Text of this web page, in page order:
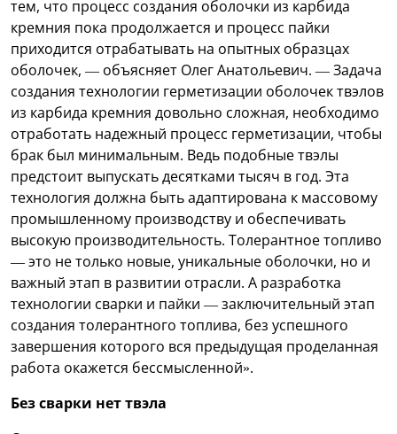
тем, что процесс создания оболочки из карбида
кремния пока продолжается и процесс пайки
приходится отрабатывать на опытных образцах
оболочек, — объясняет Олег Анатольевич. — Задача
создания технологии герметизации оболочек твэлов
из карбида кремния довольно сложная, необходимо
отработать надежный процесс герметизации, чтобы
брак был минимальным. Ведь подобные твэлы
предстоит выпускать десятками тысяч в год. Эта
технология должна быть адаптирована к массовому
промышленному производству и обеспечивать
высокую производительность. Толерантное топливо
— это не только новые, уникальные оболочки, но и
важный этап в развитии отрасли. А разработка
технологии сварки и пайки — заключительный этап
создания толерантного топлива, без успешного
завершения которого вся предыдущая проделанная
работа окажется бессмысленной».
Без сварки нет твэла